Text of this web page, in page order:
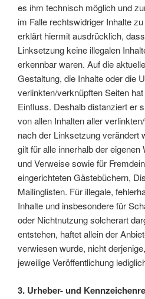
es ihm technisch möglich und
im Falle rechtswidriger Inhalte
erklärt hiermit ausdrücklich,
Linksetzung keine illegalen
erkennbar waren. Auf die
Gestaltung, die Inhalte oder die
verlinkten/verknüpften Seiten
Einfluss. Deshalb distanziert er
von allen Inhalten aller
nach der Linksetzung verändert
gilt für alle innerhalb der
und Verweise sowie für
eingerichteten Gästebüchern,
Mailinglisten. Für illegale,
Inhalte und insbesondere für
oder Nichtnutzung solcherart
entstehen, haftet allein der
verwiesen wurde, nicht
jeweilige Veröffentlichung
3. Urheber- und